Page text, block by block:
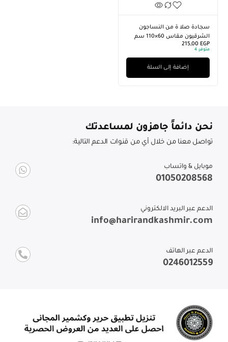
سجادة صلا ة من النساجون
الشرقيون مقاس 60×110 سم
215,00 EGP
متوفر:
إضافة إلى السلة
نحن دائماً جاهزون لمساعدتك
تواصل معنا من خلال أي من قنوات الدعم التالية:
موبايل & واتساب
01050208568
الدعم عبر البريد الالكتروني
info@harirandkashmir.com
الدعم عبر الهاتف
0246012559